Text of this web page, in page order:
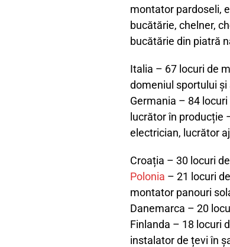
montator pardoseli,
bucătărie, chelner,
bucătărie din piatră
Italia – 67 locuri de
domeniul sportului
Germania – 84
lucrător în producție
electrician, lucrător
Croația – 30 locuri
Polonia – 21 locuri
montator panouri
Danemarca – 20
Finlanda – 18 locuri
instalator de țevi în